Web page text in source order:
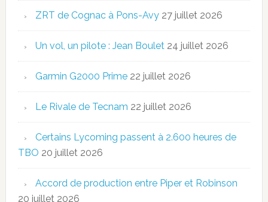
ZRT de Cognac à Pons-Avy 27 juillet 2026
Un vol, un pilote : Jean Boulet 24 juillet 2026
Garmin G2000 Prime 22 juillet 2026
Le Rivale de Tecnam 22 juillet 2026
Certains Lycoming passent à 2.600 heures de
TBO 20 juillet 2026
Accord de production entre Piper et Robinson
20 juillet 2026